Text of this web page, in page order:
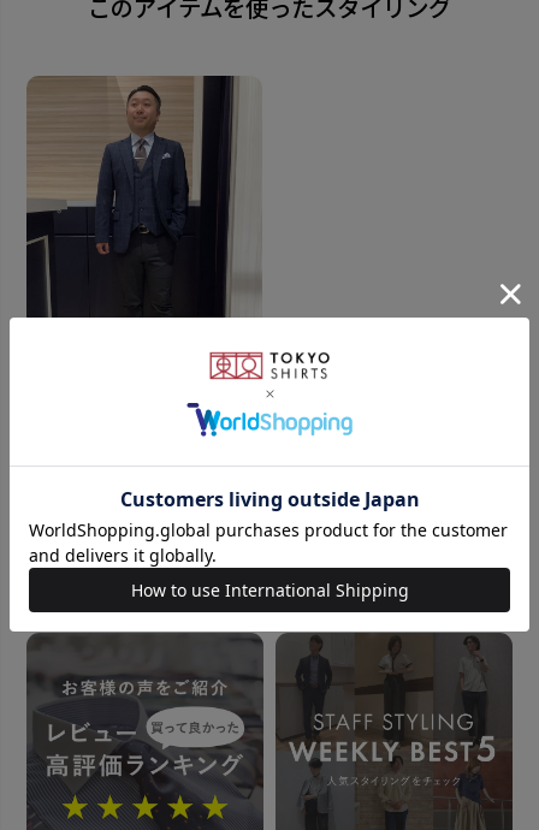
添えるために選びましょう。
素材
サイズ
5(縦)×55(横)×3(厚み)mm
2025年10月23日
この商品に対するお問い合わせ
このアイテムを使ったスタイリング
M
おすすめコンテンツ